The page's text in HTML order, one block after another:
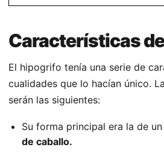
Características
El hipogrifo tenía una serie de
cualidades que lo hacían único.
serán las siguientes:
Su forma principal era la de un
de caballo.